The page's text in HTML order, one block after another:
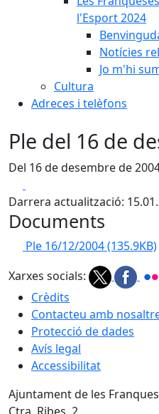
l'Esport 2024
Notícies
Jo m'hi
Cultura
Adreces i telèfons
Ple del 16 de
Del 16 de desembre de
Darrera actualització:
Documents
Ple 16/12/2004(135.9KB)
Xarxes socials:
Crèdits
Contacteu amb
Protecció de dades
Avís legal
Accessibilitat
Ajuntament de les